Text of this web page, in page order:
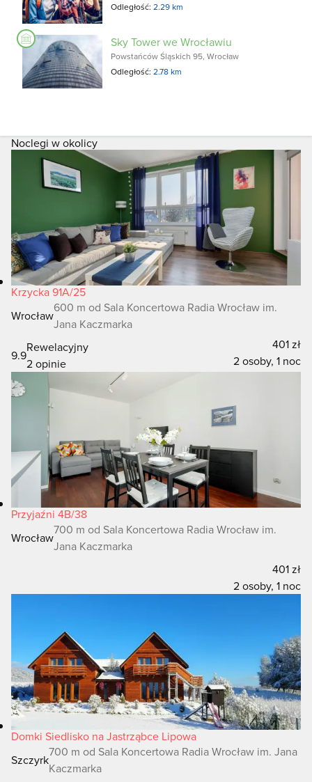
Odległość:2.29 km
Sky Tower we Wrocławiu
Powstańców Śląskich 95, Wrocław
Odległość:2.78 km
Noclegi w okolicy
Krzycka 91A/25
Wrocław
600 m od Sala Koncertowa Radia Wrocław im.
Jana Kaczmarka
9.9
Rewelacyjny
2 opinie
401 zł
2 osoby, 1 noc
Przyjaźni 4B/38
Wrocław
700 m od Sala Koncertowa Radia Wrocław im.
Jana Kaczmarka
401 zł
2 osoby, 1 noc
Domki Siedlisko na Jastrząbce Lipowa
Szczyrk
700 m od Sala Koncertowa Radia Wrocław im. Jana
Kaczmarka